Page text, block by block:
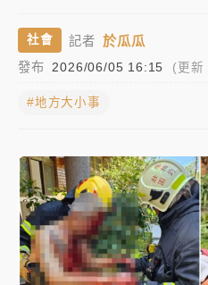
父親節泡湯了！中颱白海
雨熱區曝
女律師陳昱瑄詐慈濟10億！
旅局回應了
中信慈善基金會想增加董事
駁 理由曝光
故宮《龍藏經》特展第2
周六起展出延長至晚上7時
社會 記者 於瓜瓜
發布 2026/06/05 16:15 (更
#地方大小事